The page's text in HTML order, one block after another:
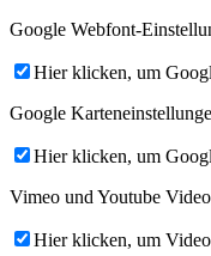
Google Webfont-
Hier klicken, um
Google
Hier klicken, um
Vimeo und Youtube
Hier klicken, um